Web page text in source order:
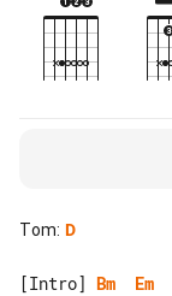
Tom: D
[Intro] Bm Em